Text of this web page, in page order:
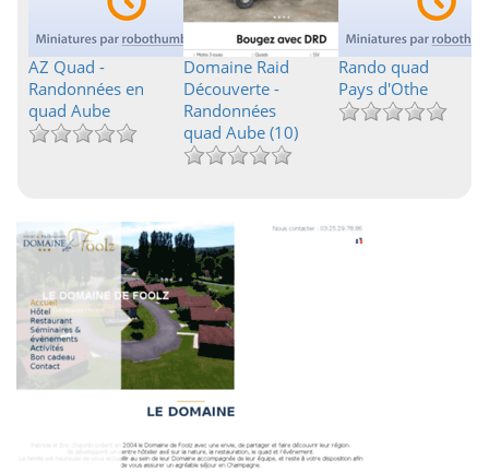
AZ Quad -
Randonnées en
quad Aube
Domaine Raid
Découverte -
Randonnées
quad Aube (10)
Rando quad
Pays d'Othe